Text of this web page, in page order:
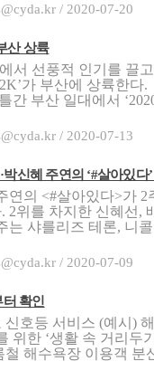
/ 2020-07-20
산 상륙
서 선풍적 인기를 끌
가 부산에 상륙한
간 부산 일대에서
/ 2020-07-13
신혜 주연의 ‘#살아있다
연의 <#살아있다>가
2위를 차지한 신혜선,
는 샤를리즈 테론, 니
/ 2020-07-09
확인
호등 서비스 (예시)
위한 ‘생활 속 거리두
철 해수욕장 이용객 분